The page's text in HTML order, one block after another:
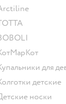
Arctiline
ТОТТА
BOBOLI
КотМарКот
Купальники для
Колготки детские
Детские носки